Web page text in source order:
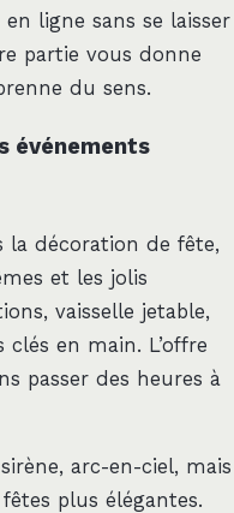
ligne sans se laisser
partie vous donne
du sens.
événements
la décoration de fête,
et les jolis
vaisselle jetable,
en main. L’offre
passer des heures à
arc-en-ciel, mais
plus élégantes.